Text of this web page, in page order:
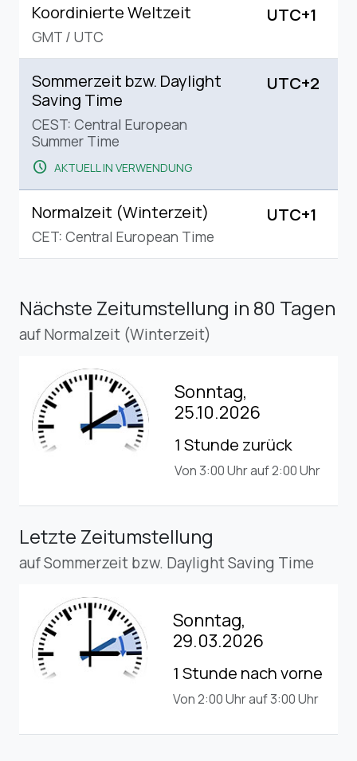
Koordinierte Weltzeit
GMT / UTC
UTC+1
Sommerzeit bzw. Daylight
Saving Time
CEST: Central European
Summer Time
schedule AKTUELL IN VERWENDUNG
UTC+2
Normalzeit (Winterzeit)
CET: Central European Time
UTC+1
Nächste Zeitumstellung in 80 Tagen
auf Normalzeit (Winterzeit)
Sonntag,
25.10.2026
1 Stunde zurück
Von 3:00 Uhr auf 2:00 Uhr
Letzte Zeitumstellung
auf Sommerzeit bzw. Daylight Saving Time
Sonntag,
29.03.2026
1 Stunde nach vorne
Von 2:00 Uhr auf 3:00 Uhr